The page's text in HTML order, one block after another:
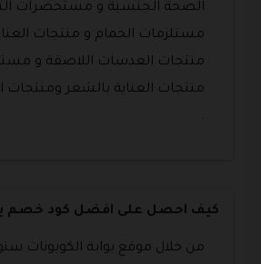
الصحة الجنسية و مستحضرات
مستلزمات الحمام و منتجات
منتجات العدسات اللاصقة و
منتجات العناية بالشعر ومنتجات
.
كيف احصل على افضل كود خصم
من خلال موقع بوابة الكوبونات